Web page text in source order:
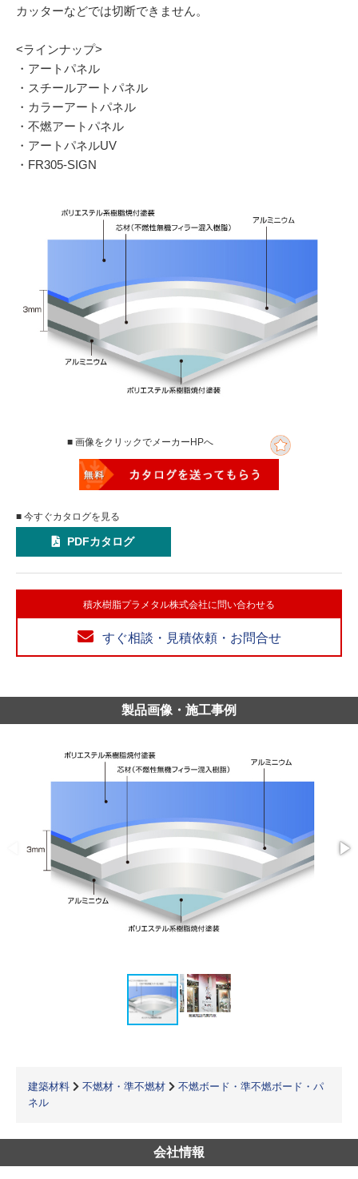
カッターなどでは切断できません。
<ラインナップ>
・アートパネル
・スチールアートパネル
・カラーアートパネル
・不燃アートパネル
・アートパネルUV
・FR305-SIGN
■ 画像をクリックでメーカーHPへ
■ 今すぐカタログを見る
PDFカタログ
積水樹脂プラメタル株式会社に問い合わせる
すぐ相談・見積依頼・お問合せ
製品画像・施工事例
建築材料 不燃材・準不燃材
不燃ボード・準不燃ボード・パ
ネル
会社情報